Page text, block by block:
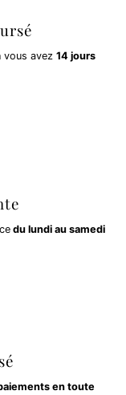
vous avez 14 jours
du lundi au samedi
en toute